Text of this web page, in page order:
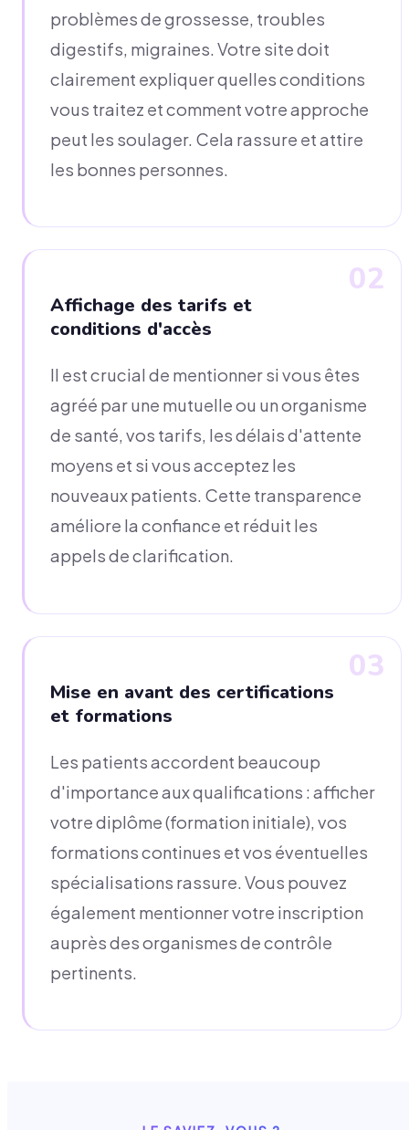
problèmes de grossesse, troubles
digestifs, migraines. Votre site doit
clairement expliquer quelles conditions
vous traitez et comment votre approche
peut les soulager. Cela rassure et attire
les bonnes personnes.
02
Affichage des tarifs et
conditions d'accès
Il est crucial de mentionner si vous êtes
agréé par une mutuelle ou un organisme
de santé, vos tarifs, les délais d'attente
moyens et si vous acceptez les
nouveaux patients. Cette transparence
améliore la confiance et réduit les
appels de clarification.
03
Mise en avant des certifications
et formations
Les patients accordent beaucoup
d'importance aux qualifications : afficher
votre diplôme (formation initiale), vos
formations continues et vos éventuelles
spécialisations rassure. Vous pouvez
également mentionner votre inscription
auprès des organismes de contrôle
pertinents.